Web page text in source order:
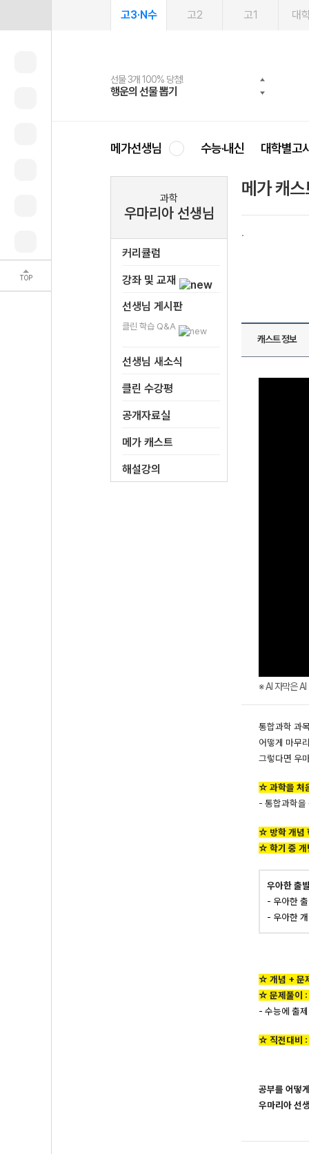
TOP
고3·N수 고2 고1 대
선물 3개 100% 당첨!
행운의 선물 뽑기
선물 100% 증정!
메가스터디 X 올리브
여름방학 스터디 캐시백
메가런 썸머스쿨
2027 러셀 단과
강사 공개선발
스마트러닝앱
설문 EVENT
메가패스
3일 무료 체험권
메가패스 수강생 무료혜택!
메가클럽 멤버십
사회공헌 캠페인
희망이룸 메가나눔
메가선생님 수능·내신 대학별고
과학
우마리아 선생님
커리큘럼
강좌 및 교재
선생님 게시판
클린 학습 Q&A
선생님 새소식
클린 수강평
공개자료실
메가 캐스트
해설강의
메가 캐스
캐스트 정보
※ AI 자막은 AI
통합과학 과
어떻게 마무
그렇다면 우
☆ 과학을 처
- 통합과학을
☆ 방학 개념
☆ 학기 중 개
우아한 출
- 우아한
- 우아한
☆ 개념 + 문
☆ 문제풀이 :
- 수능에 출
☆ 직전대비 :
공부를 어떻
우마리아 선